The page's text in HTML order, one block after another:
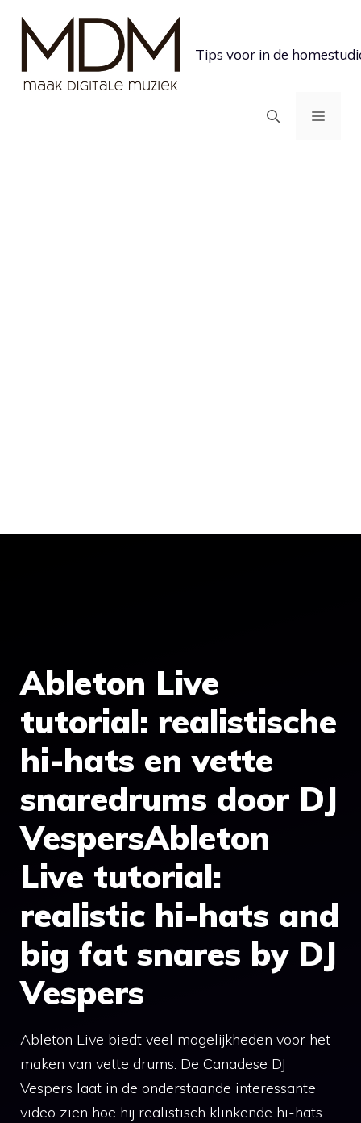
inhoud
Tips voor in de
MENU
Ableton Live
tutorial: realistische
hi-hats en vette
snaredrums door DJ
VespersAbleton
Live tutorial:
realistic hi-hats and
big fat snares by DJ
Vespers
Ableton Live biedt veel mogelijkheden voor het
maken van vette drums. De Canadese DJ
Vespers laat in de onderstaande interessante
video zien hoe hij realistisch klinkende hi-hats